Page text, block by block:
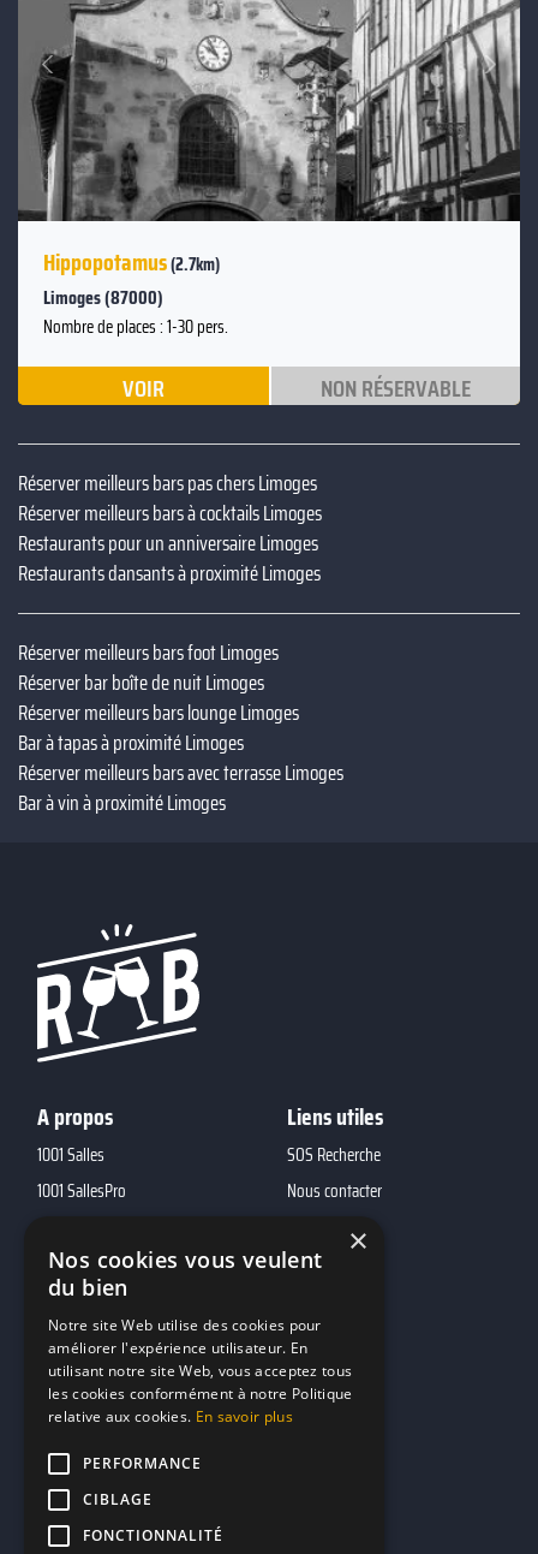
Précédent
Suivant
Hippopotamus(2.7km)
Limoges (87000)
Nombre de places : 1-30 pers.
VOIR NON RÉSERVABLE
Réserver meilleurs bars pas chers Limoges
Réserver meilleurs bars à cocktails Limoges
Restaurants pour un anniversaire Limoges
Restaurants dansants à proximité Limoges
Réserver meilleurs bars foot Limoges
Réserver bar boîte de nuit Limoges
Réserver meilleurs bars lounge Limoges
Bar à tapas à proximité Limoges
Réserver meilleurs bars avec terrasse Limoges
Bar à vin à proximité Limoges
A propos
1001 Salles
1001 SallesPro
1001 DJ
10h01
MP2
Liens utiles
SOS Recherche
Nous contacter
Contacts
11 rue Maurice Grandcoing
94200 Ivry-sur-Seine
×
Nos cookies vous veulent
du bien
Notre site Web utilise des cookies pour
améliorer l'expérience utilisateur. En
utilisant notre site Web, vous acceptez tous
les cookies conformément à notre Politique
relative aux cookies. En savoir plus
PERFORMANCE
CIBLAGE
FONCTIONNALITÉ